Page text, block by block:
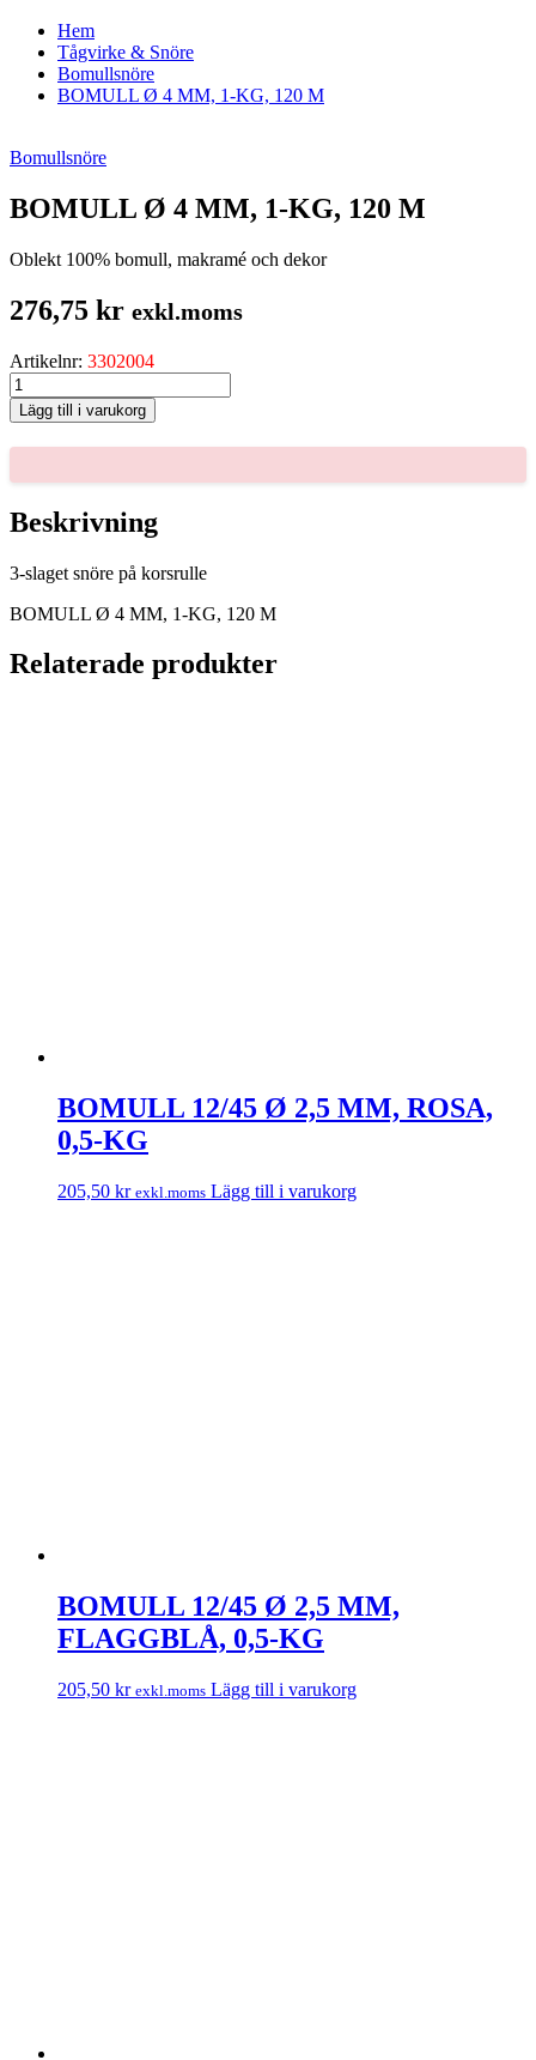
Hem
Tågvirke & Snöre
Bomullsnöre
BOMULL Ø 4 MM, 1-KG, 120 M
Bomullsnöre
BOMULL Ø 4 MM, 1-KG, 120 M
Oblekt 100% bomull, makramé och dekor
276,75 kr exkl.moms
Artikelnr: 3302004
BOMULL
Ø
4
MM,
KG,
120
M
Lägg till i varukorg
Beskrivning
3-slaget snöre på korsrulle
BOMULL Ø 4 MM, 1-KG, 120 M
Relaterade produkter
BOMULL 12/45 Ø 2,5 MM, ROSA,
0,5-KG
205,50 kr exkl.moms Lägg till i varukorg
BOMULL 12/45 Ø 2,5 MM,
FLAGGBLÅ, 0,5-KG
205,50 kr exkl.moms Lägg till i varukorg